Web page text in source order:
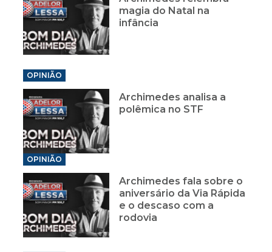
magia do Natal na
infância
OPINIÃO
Archimedes analisa a
polêmica no STF
OPINIÃO
Archimedes fala sobre o
aniversário da Via Rápida
e o descaso com a
rodovia